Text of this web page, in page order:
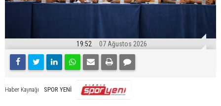
19:52 07 Ağustos 2026
Haber Kaynağı SPOR YENİ